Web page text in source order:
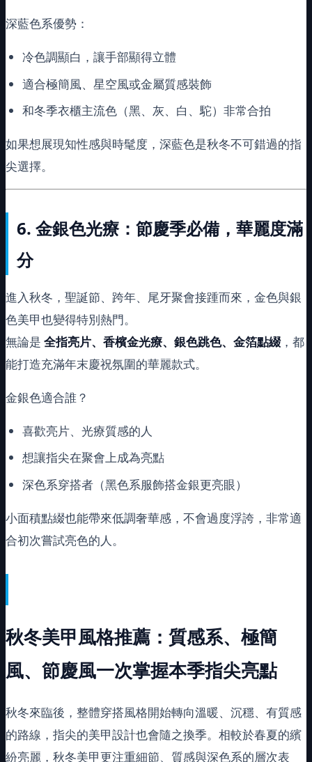
深藍色系優勢：
冷色調顯白，讓手部顯得立體
適合極簡風、星空風或金屬質感裝飾
和冬季衣櫃主流色（黑、灰、白、駝）非常合拍
如果想展現知性感與時髦度，深藍色是秋冬不可錯過的指
尖選擇。
6. 金銀色光療：節慶季必備，華麗度滿
分
進入秋冬，聖誕節、跨年、尾牙聚會接踵而來，金色與銀
色美甲也變得特別熱門。
無論是 全指亮片、香檳金光療、銀色跳色、金箔點綴，都
能打造充滿年末慶祝氛圍的華麗款式。
金銀色適合誰？
喜歡亮片、光療質感的人
想讓指尖在聚會上成為亮點
深色系穿搭者（黑色系服飾搭金銀更亮眼）
小面積點綴也能帶來低調奢華感，不會過度浮誇，非常適
合初次嘗試亮色的人。
秋冬美甲風格推薦：質感系、極簡
風、節慶風一次掌握本季指尖亮點
秋冬來臨後，整體穿搭風格開始轉向溫暖、沉穩、有質感
的路線，指尖的美甲設計也會隨之換季。相較於春夏的繽
紛亮麗，秋冬美甲更注重細節、質感與深色系的層次表